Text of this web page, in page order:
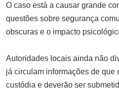
O caso está a causar grande
questões sobre segurança
obscuras e o impacto
Autoridades locais ainda não
já circulam informações de que
custódia e deverão ser